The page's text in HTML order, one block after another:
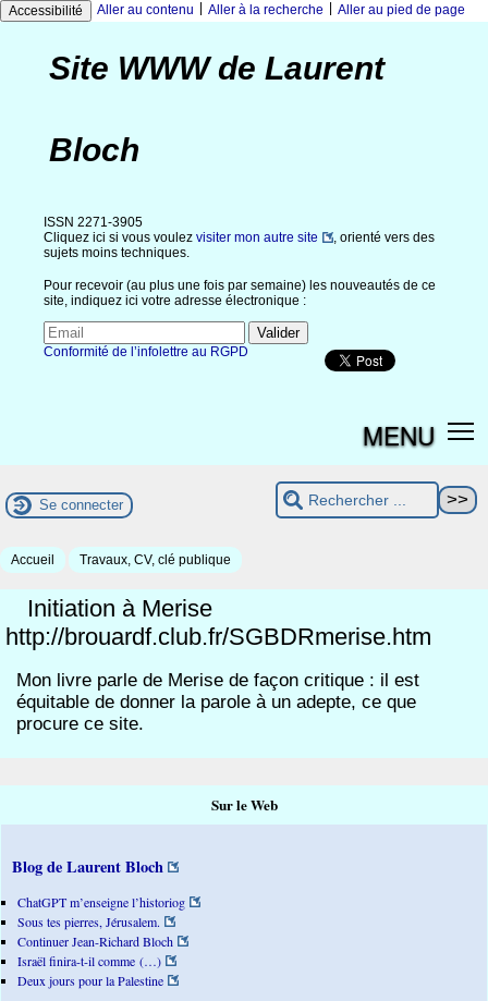
Accessibilité Aller au contenu Aller à la recherche Aller au pied de page
Site WWW de Laurent
Bloch
ISSN 2271-3905
Cliquez ici si vous voulez visiter mon autre site
, orienté vers des
sujets moins techniques.
Pour recevoir (au plus une fois par semaine) les nouveautés de ce
site, indiquez ici votre adresse électronique :
Conformité de l’infolettre au RGPD
MENU
Se connecter
Accueil Travaux, CV, clé publique
Initiation à Merise
http://brouardf.club.fr/SGBDRmerise.htm
Mon livre parle de Merise de façon critique : il est
équitable de donner la parole à un adepte, ce que
procure ce site.
Sur le Web
Blog de Laurent Bloch
ChatGPT m’enseigne l’historiog
Sous tes pierres, Jérusalem.
Continuer Jean-Richard Bloch
Israël finira-t-il comme (…)
Deux jours pour la Palestine